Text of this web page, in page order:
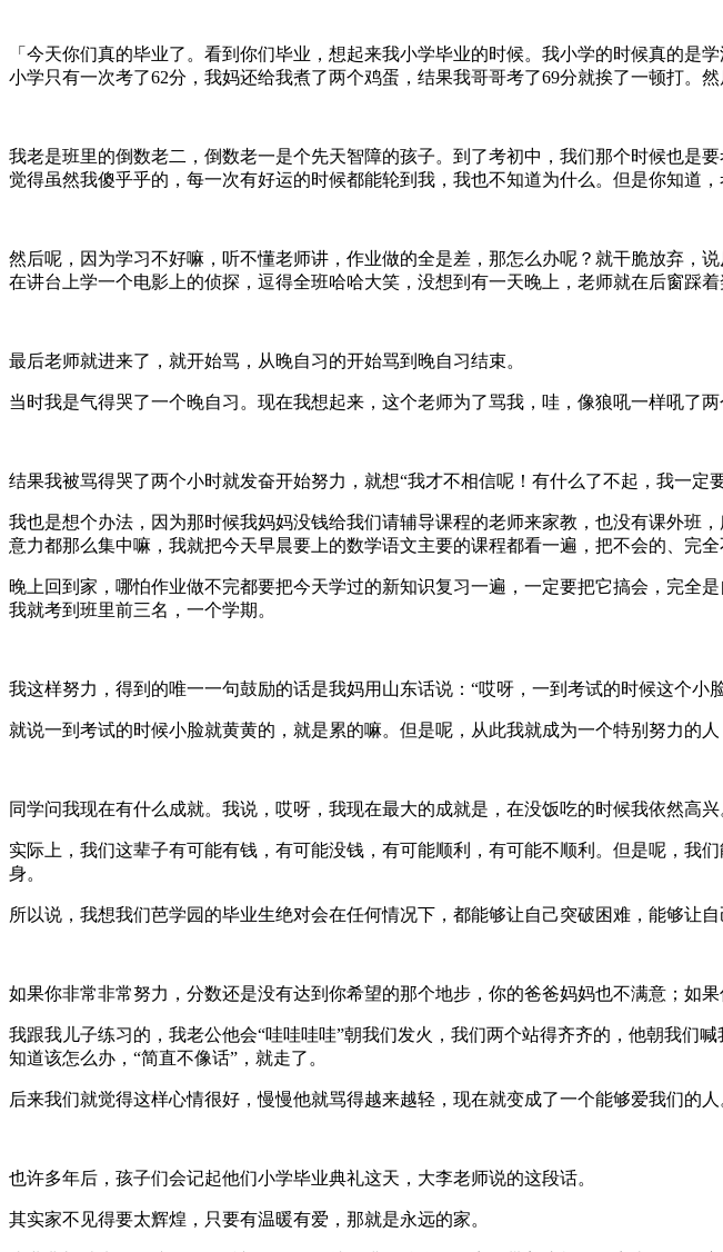
「今天你们真的毕业了。看到你们毕业，想起来我小学毕业的时候。我小学的时候真的
小学只有一次考了62分，我妈还给我煮了两个鸡蛋，结果我哥哥考了69分就挨了一顿打。
我老是班里的倒数老二，倒数老一是个先天智障的孩子。到了考初中，我们那个时候也是
觉得虽然我傻乎乎的，每一次有好运的时候都能轮到我，我也不知道为什么。但是你知道
然后呢，因为学习不好嘛，听不懂老师讲，作业做的全是差，那怎么办呢？就干脆放弃，
在讲台上学一个电影上的侦探，逗得全班哈哈大笑，没想到有一天晚上，老师就在后窗踩
最后老师就进来了，就开始骂，从晚自习的开始骂到晚自习结束。
当时我是气得哭了一个晚自习。现在我想起来，这个老师为了骂我，哇，像狼吼一样吼了
结果我被骂得哭了两个小时就发奋开始努力，就想“我才不相信呢！有什么了不起，我一
我也是想个办法，因为那时候我妈妈没钱给我们请辅导课程的老师来家教，也没有课外班
意力都那么集中嘛，我就把今天早晨要上的数学语文主要的课程都看一遍，把不会的、完
晚上回到家，哪怕作业做不完都要把今天学过的新知识复习一遍，一定要把它搞会，完全
我就考到班里前三名，一个学期。
我这样努力，得到的唯一一句鼓励的话是我妈用山东话说：“哎呀，一到考试的时候这个小
就说一到考试的时候小脸就黄黄的，就是累的嘛。但是呢，从此我就成为一个特别努力的
同学问我现在有什么成就。我说，哎呀，我现在最大的成就是，在没饭吃的时候我依然高兴
实际上，我们这辈子有可能有钱，有可能没钱，有可能顺利，有可能不顺利。但是呢，我
身。
所以说，我想我们芭学园的毕业生绝对会在任何情况下，都能够让自己突破困难，能够让自
如果你非常非常努力，分数还是没有达到你希望的那个地步，你的爸爸妈妈也不满意；
我跟我儿子练习的，我老公他会“哇哇哇哇”朝我们发火，我们两个站得齐齐的，他朝我们
知道该怎么办，“简直不像话”，就走了。
后来我们就觉得这样心情很好，慢慢他就骂得越来越轻，现在就变成了一个能够爱我们的人
也许多年后，孩子们会记起他们小学毕业典礼这天，大李老师说的这段话。
其实家不见得要太辉煌，只要有温暖有爱，那就是永远的家。